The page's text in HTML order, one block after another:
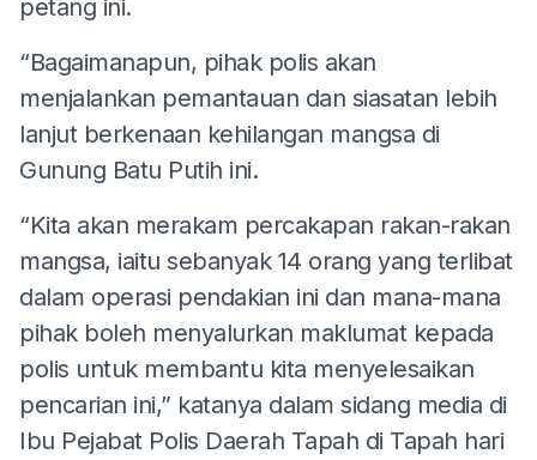
petang ini.
“Bagaimanapun, pihak polis akan
menjalankan pemantauan dan siasatan lebih
lanjut berkenaan kehilangan mangsa di
Gunung Batu Putih ini.
“Kita akan merakam percakapan rakan-rakan
mangsa, iaitu sebanyak 14 orang yang terlibat
dalam operasi pendakian ini dan mana-mana
pihak boleh menyalurkan maklumat kepada
polis untuk membantu kita menyelesaikan
pencarian ini,” katanya dalam sidang media di
Ibu Pejabat Polis Daerah Tapah di Tapah hari